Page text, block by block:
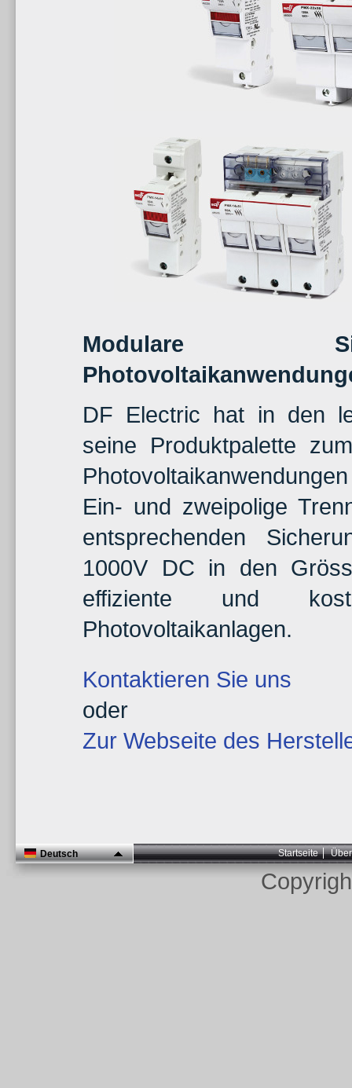
Modulare
DF Electric hat in den
seine Produktpalette
Ein- und zweipolige
entsprechenden
1000V DC in den
effiziente und
Photovoltaikanlagen.
Kontaktieren Sie uns
oder
Zur Webseite des
Deutsch Startseite